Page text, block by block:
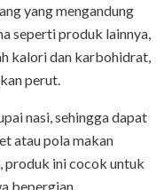
yang mengandung
seperti produk lainnya,
kalori dan karbohidrat,
perut.
nasi, sehingga dapat
atau pola makan
produk ini cocok untuk
bepergian.